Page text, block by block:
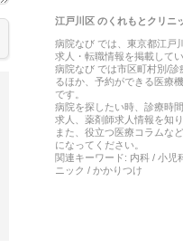
江戸川区のくれもとクリニ
病院なび では、 東京都江戸
求人・転職情報を掲載してい
病院なび では市区町村別/
るほか、予約ができる医療
です。
病院を探したい時、診療時
求人、薬剤師求人情報を知
また、役立つ医療コラムな
になってください。
関連キーワード: 内科 / 小児
ニック / かかりつけ